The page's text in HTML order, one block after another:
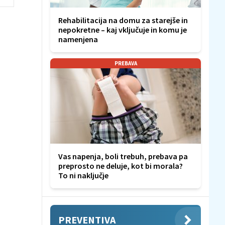
Rehabilitacija na domu za starejše in
nepokretne – kaj vključuje in komu je
namenjena
PREBAVA
Vas napenja, boli trebuh, prebava pa
preprosto ne deluje, kot bi morala?
To ni naključje
PREVENTIVA